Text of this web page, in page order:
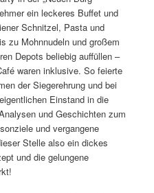
ein leckeres Buffet und
Schnitzel, Pasta und
zu Mohnnudeln und großem
Depots beliebig auffüllen –
waren inklusive. So feierte
der Siegerehrung und bei
Einstand in die
und Geschichten zum
und vergangene
Stelle also ein dickes
und die gelungene